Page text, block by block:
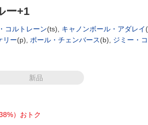
ー+1
コルトレーン(ts), キャノンボール・アダレイ
リー(p), ポール・チェンバース(b), ジミー・
新品
）おトク